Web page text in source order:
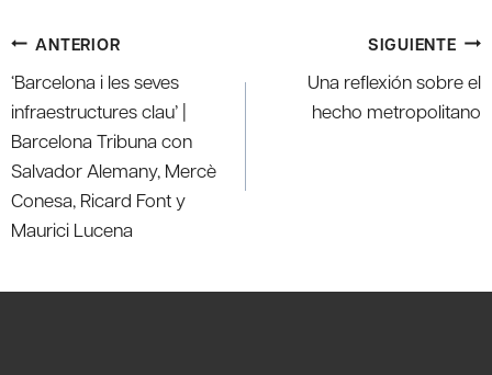
Navegación
de
entradas
ANTERIOR
‘Barcelona i les seves
infraestructures clau’ |
Barcelona Tribuna con
Salvador Alemany, Mercè
Conesa, Ricard Font y
Maurici Lucena
SIGUIENTE
Una reflexión sobre el
hecho metropolitano